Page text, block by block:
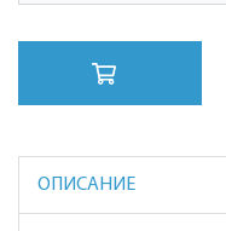
ОПИСАНИЕ